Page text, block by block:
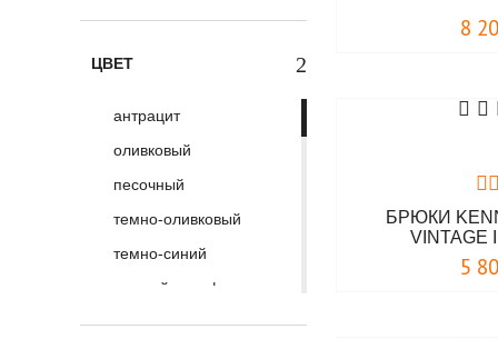
Foersverd
Location
Max Fuchs
MIXED BRANDS
Nord Storm
VIGRID DIVISION
M
XXL
XXXL
29
30
31
33
ЦВЕТ
антрацит
оливковый
песочный
темно-оливковый
темно-синий
темный камуфляж
черный
8
БРЮКИ
VINTAGE
5